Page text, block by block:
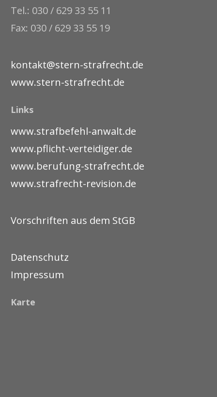
Tel.: 030 / 629 33 55 11
Fax: 030 / 629 33 55 19
kontakt@stern-strafrecht.de
www.stern-strafrecht.de
Links
www.strafbefehl-anwalt.de
www.pflicht-verteidiger.de
www.berufung-strafrecht.de
www.strafrecht-revision.de
Vorschriften aus dem StGB
Datenschutz
Impressum
Karte